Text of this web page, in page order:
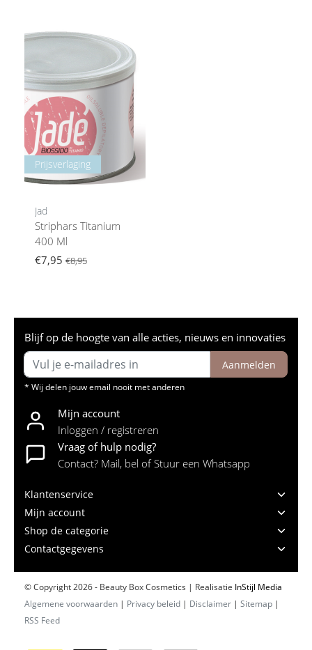
Prijsverlaging
Jad
Striphars Titanium
400 Ml
€7,95 €8,95
Blijf op de hoogte van alle acties, nieuws en innovaties
Aanmelden
* Wij delen jouw email nooit met anderen
Mijn account
Inloggen / registreren
Vraag of hulp nodig?
Contact? Mail, bel of Stuur een Whatsapp
Klantenservice
Mijn account
Shop de categorie
Contactgegevens
© Copyright 2026 - Beauty Box Cosmetics | Realisatie InStijl Media
Algemene voorwaarden | Privacy beleid | Disclaimer | Sitemap |
RSS Feed